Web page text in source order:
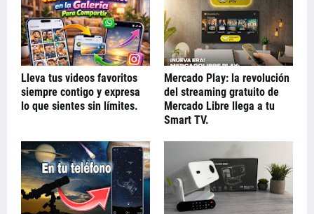
Lleva tus videos favoritos
siempre contigo y expresa
lo que sientes sin límites.
Mercado Play: la revolución
del streaming gratuito de
Mercado Libre llega a tu
Smart TV.